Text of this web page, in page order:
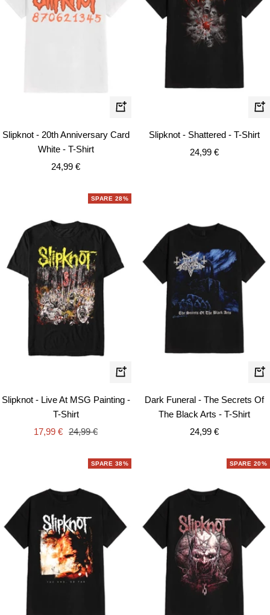
Schnellansicht
Slipknot - 20th Anniversary Card
White - T-Shirt
Angebotspreis
24,99 €
Slipknot - Shattered - T-Shirt
Angebotspreis
24,99 €
SPARE 28%
Schnellansicht
Slipknot - Live At MSG Painting -
T-Shirt
Angebotspreis
17,99 € Regulärer
24,99 €
Dark Funeral - The Secrets Of
The Black Arts - T-Shirt
Angebotspreis
24,99 €
SPARE 38% SPARE 20%